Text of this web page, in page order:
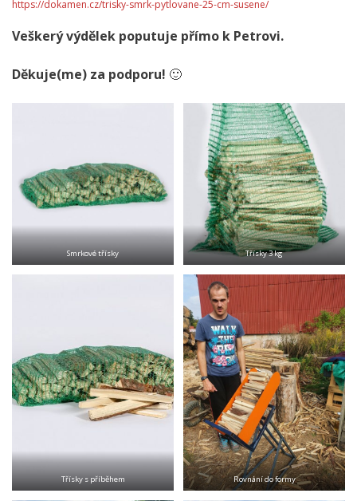
https://dokamen.cz/trisky-smrk-pytlovane-25-cm-susene/
Veškerý výdělek poputuje přímo k Petrovi.
Děkuje(me) za podporu! 🙂
Smrkové třísky Třísky 3 kg
Třísky s příběhem Rovnání do formy